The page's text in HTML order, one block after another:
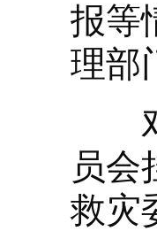
报等
理部
对
员会
救灾